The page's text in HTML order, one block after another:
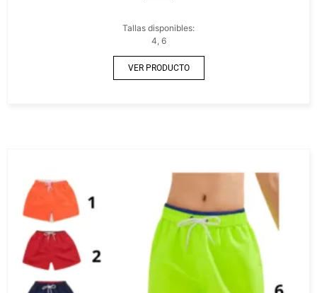
Tallas disponibles:
4, 6
VER PRODUCTO